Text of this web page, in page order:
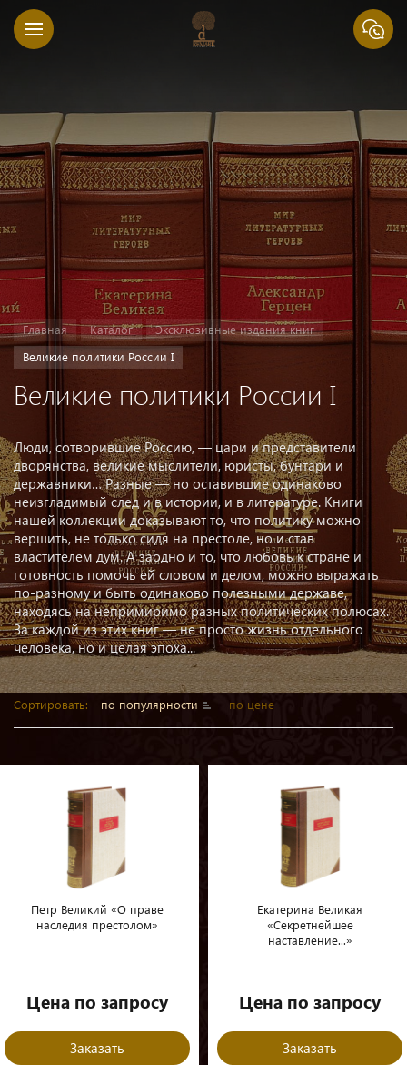
Главная Каталог
Эксклюзивные издания книг
Великие политики России I
Великие политики России I
Люди, сотворившие Россию, — цари и представители
дворянства, великие мыслители, юристы, бунтари и
державники… Разные — но оставившие одинаково
неизгладимый след и в истории, и в литературе. Книги
нашей коллекции доказывают то, что политику можно
вершить, не только сидя на престоле, но и став
властителем дум. А заодно и то, что любовь к стране и
готовность помочь ей словом и делом, можно выражать
по-разному и быть одинаково полезными державе,
находясь на непримиримо разных политических полюсах.
За каждой из этих книг — не просто жизнь отдельного
человека, но и целая эпоха...
Сортировать: по популярности по цене
Петр Великий «О праве
наследия престолом»
Цена по запросу
Заказать
Екатерина Великая
«Секретнейшее
наставление...»
Цена по запросу
Заказать